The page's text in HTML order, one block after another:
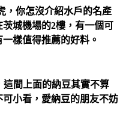
，你怎沒介紹水戶的名產
茨城機場的2樓，有一個可
樣值得推薦的好料。
這間上面的納豆其實不算
小看，愛納豆的朋友不妨